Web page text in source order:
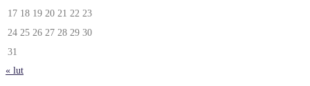
17 18 19 20 21 22 23
24 25 26 27 28 29 30
31
« lut